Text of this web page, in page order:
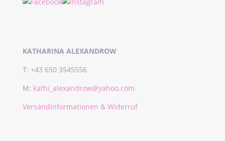
KATHARINA ALEXANDROW
T: +43 650 3545556
M: kathi_alexandrow@yahoo.com
Versandinformationen & Widerruf